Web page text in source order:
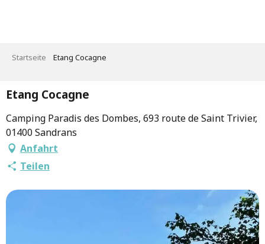
Startseite Etang Cocagne
Etang Cocagne
Camping Paradis des Dombes, 693 route de Saint Trivier,
01400 Sandrans
Anfahrt
Teilen